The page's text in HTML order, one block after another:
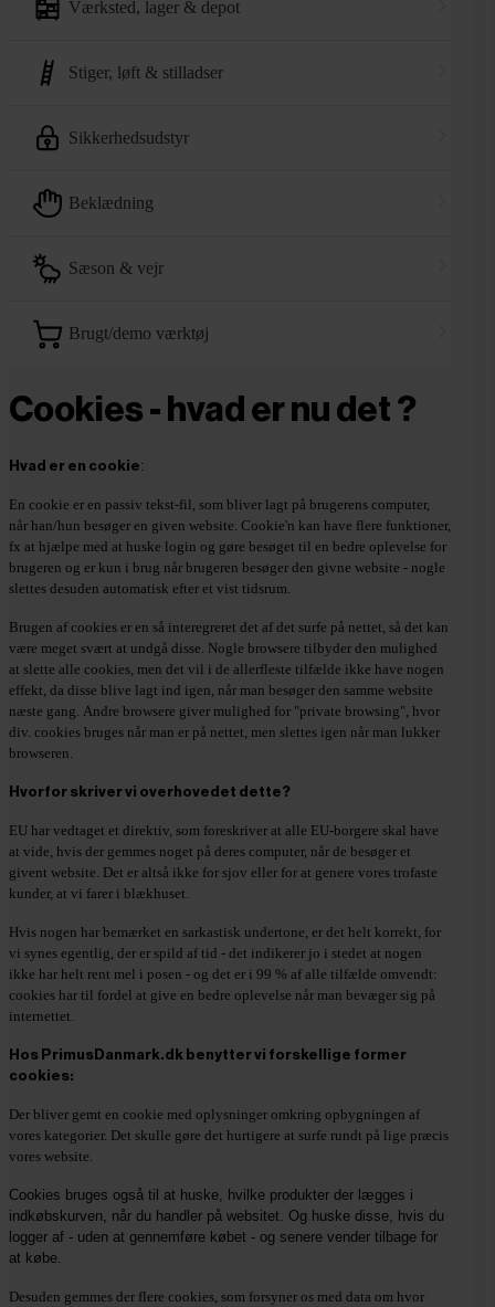
værksted, lager & depot
stiger, løft & stilladser
sikkerhedsudstyr
beklædning
sæson & vejr
brugt/demo værktøj
Cookies - hvad er nu det ?
Hvad er en cookie:
En cookie er en passiv tekst-fil, som bliver lagt på brugerens computer,
når han/hun besøger en given website. Cookie'n kan have flere funktioner,
fx at hjælpe med at huske login og gøre besøget til en bedre oplevelse for
brugeren og er kun i brug når brugeren besøger den givne website - nogle
slettes desuden automatisk efter et vist tidsrum.
Brugen af cookies er en så interegreret det af det surfe på nettet, så det kan
være meget svært at undgå disse. Nogle browsere tilbyder den mulighed
at slette alle cookies, men det vil i de allerfleste tilfælde ikke have nogen
effekt, da disse blive lagt ind igen, når man besøger den samme website
næste gang. Andre browsere giver mulighed for "private browsing", hvor
div. cookies bruges når man er på nettet, men slettes igen når man lukker
browseren.
Hvorfor skriver vi overhovedet dette?
EU har vedtaget et direktiv, som foreskriver at alle EU-borgere skal have
at vide, hvis der gemmes noget på deres computer, når de besøger et
givent website. Det er altså ikke for sjov eller for at genere vores trofaste
kunder, at vi farer i blækhuset.
Hvis nogen har bemærket en sarkastisk undertone, er det helt korrekt, for
vi synes egentlig, der er spild af tid - det indikerer jo i stedet at nogen
ikke har helt rent mel i posen - og det er i 99 % af alle tilfælde omvendt:
cookies har til fordel at give en bedre oplevelse når man bevæger sig på
internettet.
Hos PrimusDanmark.dk benytter vi forskellige former
cookies:
Der bliver gemt en cookie med oplysninger omkring opbygningen af
vores kategorier. Det skulle gøre det hurtigere at surfe rundt på lige præcis
vores website.
Cookies bruges også til at huske, hvilke produkter der lægges i
indkøbskurven, når du handler på websitet. Og huske disse, hvis du
logger af - uden at gennemføre købet - og senere vender tilbage for
at købe.
Desuden gemmes der flere cookies, som forsyner os med data om hvor